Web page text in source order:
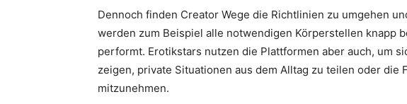
Dennoch finden Creator Wege die Richtlinien zu umgehen
werden zum Beispiel alle notwendigen Körperstellen knapp
performt. Erotikstars nutzen die Plattformen aber auch, um
zeigen, private Situationen aus dem Alltag zu teilen oder die
mitzunehmen.